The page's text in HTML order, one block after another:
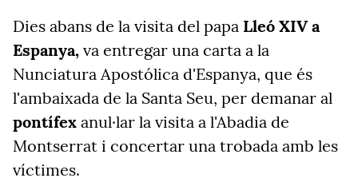
Dies abans de la visita del papa Lleó XIV a
Espanya, va entregar una carta a la
Nunciatura Apostólica d'Espanya, que és
l'ambaixada de la Santa Seu, per demanar al
pontífex anul·lar la visita a l'Abadia de
Montserrat i concertar una trobada amb les
víctimes.